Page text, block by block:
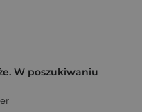
W poszukiwaniu